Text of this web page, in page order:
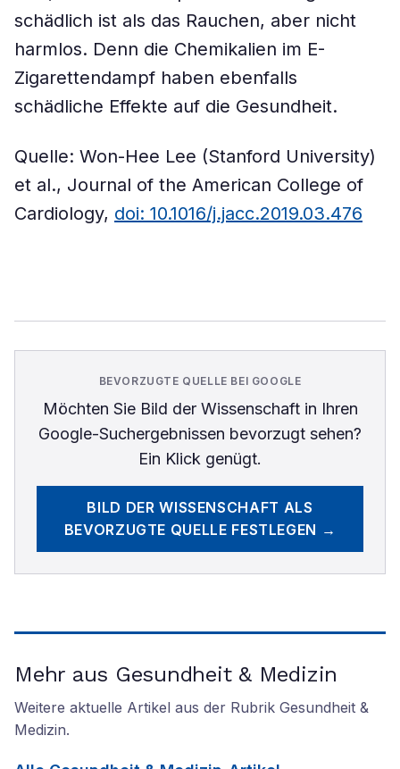
schädlich ist als das Rauchen, aber nicht
harmlos. Denn die Chemikalien im E-
Zigarettendampf haben ebenfalls
schädliche Effekte auf die Gesundheit.
Quelle: Won-Hee Lee (Stanford University)
et al., Journal of the American College of
Cardiology, doi: 10.1016/j.jacc.2019.03.476
BEVORZUGTE QUELLE BEI GOOGLE
Möchten Sie Bild der Wissenschaftin Ihren
Google-Suchergebnissen bevorzugt sehen?
Ein Klick genügt.
BILD DER WISSENSCHAFT ALS
BEVORZUGTE QUELLE FESTLEGEN →
Mehr aus Gesundheit & Medizin
Weitere aktuelle Artikel aus der Rubrik Gesundheit &
Medizin.